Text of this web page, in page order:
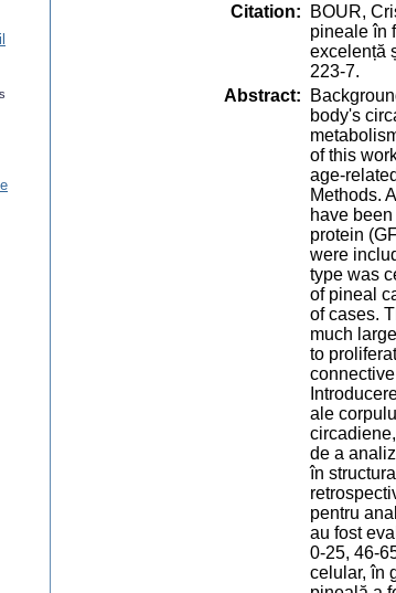
Citation:
BOUR,
pineale în
excelență
223-7.
Abstract:
body's
of this
age-
Methods.
have
protein
were
type was
of pineal
of cases.
much
to
ale
de a
în
pentru
au fost
0-25, 46-
celular, în